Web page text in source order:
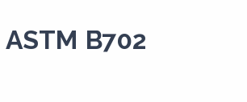
B702